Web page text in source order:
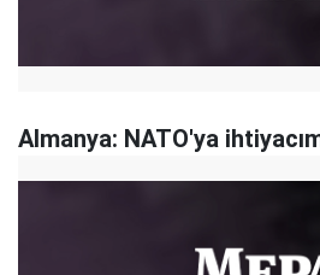
Almanya: NATO'ya